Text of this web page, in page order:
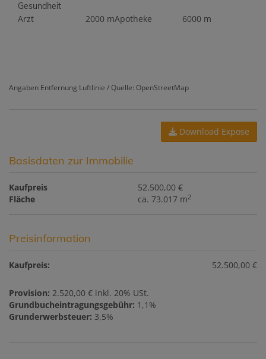
Gesundheit
Arzt 2000 mApotheke 6000 m
Angaben Entfernung Luftlinie / Quelle: OpenStreetMap
Download Expose
Basisdaten zur Immobilie
Kaufpreis
52.500,00 €
Fläche
ca. 73.017 m2
Preisinformation
Kaufpreis: 52.500,00 €
Provision: 2.520,00 € inkl. 20% USt.
Grundbucheintragungsgebühr: 1,1%
Grunderwerbsteuer: 3,5%